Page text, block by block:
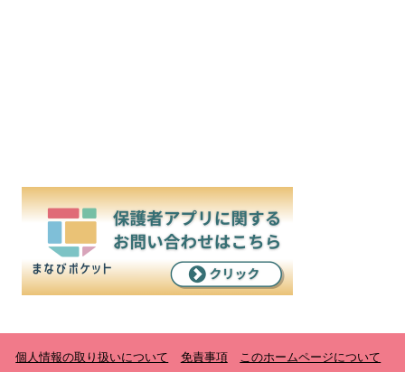
個人情報の取り扱いについて 免責事項 このホームページについて